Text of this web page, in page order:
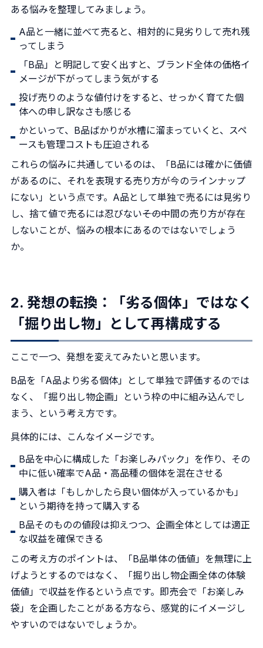
ある悩みを整理してみましょう。
A品と一緒に並べて売ると、相対的に見劣りして売れ残
ってしまう
「B品」と明記して安く出すと、ブランド全体の価格イ
メージが下がってしまう気がする
投げ売りのような値付けをすると、せっかく育てた個
体への申し訳なさも感じる
かといって、B品ばかりが水槽に溜まっていくと、スペ
ースも管理コストも圧迫される
これらの悩みに共通しているのは、「B品には確かに価値
があるのに、それを表現する売り方が今のラインナップ
にない」という点です。A品として単独で売るには見劣り
し、捨て値で売るには忍びない――その中間の売り方が存在
しないことが、悩みの根本にあるのではないでしょう
か。
2. 発想の転換：「劣る個体」ではなく
「掘り出し物」として再構成する
ここで一つ、発想を変えてみたいと思います。
B品を「A品より劣る個体」として単独で評価するのでは
なく、「掘り出し物企画」という枠の中に組み込んでし
まう、という考え方です。
具体的には、こんなイメージです。
B品を中心に構成した「お楽しみパック」を作り、その
中に低い確率でA品・高品種の個体を混在させる
購入者は「もしかしたら良い個体が入っているかも」
という期待を持って購入する
B品そのものの値段は抑えつつ、企画全体としては適正
な収益を確保できる
この考え方のポイントは、「B品単体の価値」を無理に上
げようとするのではなく、「掘り出し物企画全体の体験
価値」で収益を作るという点です。即売会で「お楽しみ
袋」を企画したことがある方なら、感覚的にイメージし
やすいのではないでしょうか。